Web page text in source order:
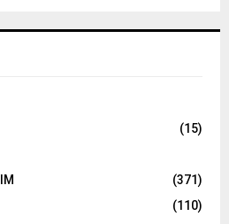
(15)
(371)
(110)